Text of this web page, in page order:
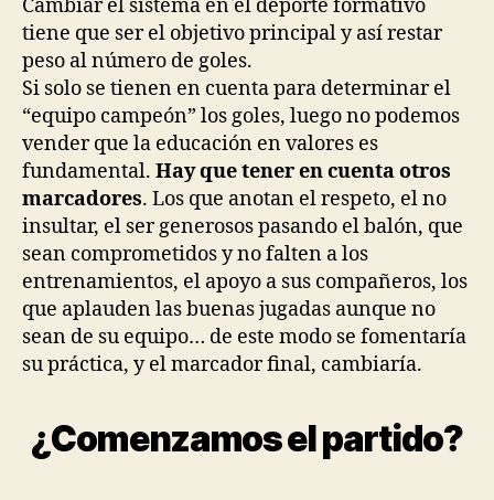
Cambiar el sistema en el deporte formativo
tiene que ser el objetivo principal y así restar
peso al número de goles.
Si solo se tienen en cuenta para determinar el
“equipo campeón” los goles, luego no podemos
vender que la educación en valores es
fundamental. Hay que tener en cuenta otros
marcadores. Los que anotan el respeto, el no
insultar, el ser generosos pasando el balón, que
sean comprometidos y no falten a los
entrenamientos, el apoyo a sus compañeros, los
que aplauden las buenas jugadas aunque no
sean de su equipo… de este modo se fomentaría
su práctica, y el marcador final, cambiaría.
¿Comenzamos el partido?